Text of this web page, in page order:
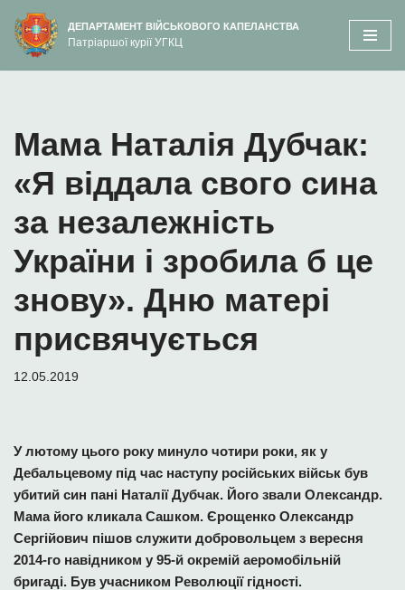
вмісту
Перейти
до
ДЕПАРТАМЕНТ ВІЙСЬКОВОГО КАПЕЛАНСТВА
Патріаршої курії УГКЦ
Мама Наталія Дубчак:
«Я віддала свого сина
за незалежність
України і зробила б це
знову». Дню матері
присвячується
12.05.2019
У лютому цього року минуло чотири роки, як у
Дебальцевому під час наступу російських військ був
убитий син пані Наталії Дубчак. Його звали Олександр.
Мама його кликала Сашком. Єрощенко Олександр
Сергійович пішов служити добровольцем з вересня
2014-го навідником у 95-й окремій аеромобільній
бригаді. Був учасником Революції гідності.